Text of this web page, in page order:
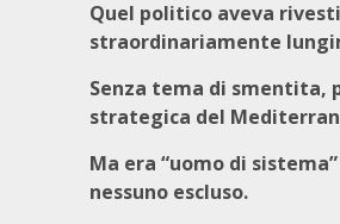
Quel politico aveva
straordinariamente
Senza tema di smentita,
strategica del
Ma era “uomo di
nessuno escluso.